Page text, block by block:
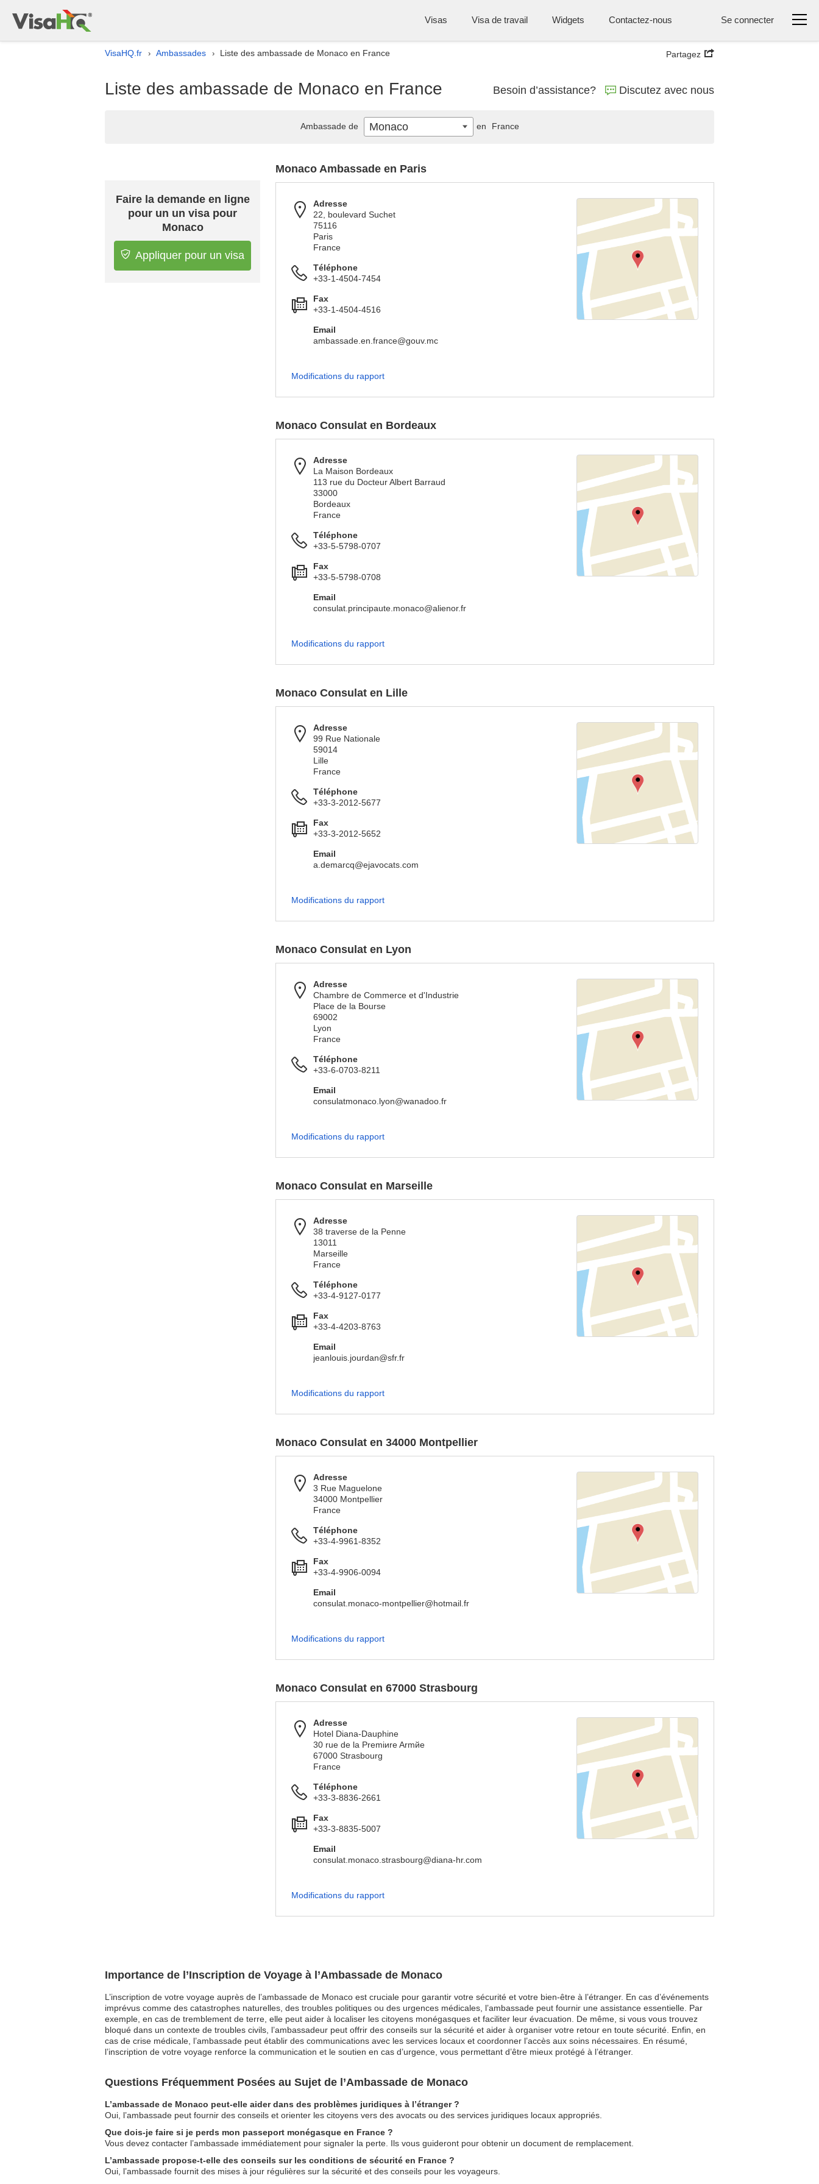
Visas Visa de travail Widgets Contactez-nous Se connecter
VisaHQ.fr › Ambassades › Liste des ambassade de Monaco en France Partagez
Liste des ambassade de Monaco en France Besoin d’assistance? Discutez avec nous
Importance de l’Inscription de Voyage à l’Ambassade de Monaco
L’inscription de votre voyage auprès de l’ambassade de Monaco est cruciale pour garantir votre sécurité et votre bien-être à l’étranger. En cas d’événements
imprévus comme des catastrophes naturelles, des troubles politiques ou des urgences médicales, l’ambassade peut fournir une assistance essentielle. Par
exemple, en cas de tremblement de terre, elle peut aider à localiser les citoyens monégasques et faciliter leur évacuation. De même, si vous vous trouvez
bloqué dans un contexte de troubles civils, l’ambassadeur peut offrir des conseils sur la sécurité et aider à organiser votre retour en toute sécurité. Enfin, en
cas de crise médicale, l’ambassade peut établir des communications avec les services locaux et coordonner l’accès aux soins nécessaires. En résumé,
l’inscription de votre voyage renforce la communication et le soutien en cas d’urgence, vous permettant d’être mieux protégé à l’étranger.
Questions Fréquemment Posées au Sujet de l’Ambassade de Monaco
L’ambassade de Monaco peut-elle aider dans des problèmes juridiques à l’étranger ?
Oui, l’ambassade peut fournir des conseils et orienter les citoyens vers des avocats ou des services juridiques locaux appropriés.
Que dois-je faire si je perds mon passeport monégasque en France ?
Vous devez contacter l’ambassade immédiatement pour signaler la perte. Ils vous guideront pour obtenir un document de remplacement.
L’ambassade propose-t-elle des conseils sur les conditions de sécurité en France ?
Oui, l’ambassade fournit des mises à jour régulières sur la sécurité et des conseils pour les voyageurs.
Faire la demande en ligne
pour un un visa pour
Monaco
Appliquer pour un visa
Monaco Ambassade en Paris
Adresse
22, boulevard Suchet
75116
Paris
France
Téléphone
+33-1-4504-7454
Fax
+33-1-4504-4516
Email
ambassade.en.france@gouv.mc
Modifications du rapport
Monaco Consulat en Bordeaux
Adresse
La Maison Bordeaux
113 rue du Docteur Albert Barraud
33000
Bordeaux
France
Téléphone
+33-5-5798-0707
Fax
+33-5-5798-0708
Email
consulat.principaute.monaco@alienor.fr
Modifications du rapport
Monaco Consulat en Lille
Adresse
99 Rue Nationale
59014
Lille
France
Téléphone
+33-3-2012-5677
Fax
+33-3-2012-5652
Email
a.demarcq@ejavocats.com
Modifications du rapport
Monaco Consulat en Lyon
Adresse
Chambre de Commerce et d'Industrie
Place de la Bourse
69002
Lyon
France
Téléphone
+33-6-0703-8211
Email
consulatmonaco.lyon@wanadoo.fr
Modifications du rapport
Monaco Consulat en Marseille
Adresse
38 traverse de la Penne
13011
Marseille
France
Téléphone
+33-4-9127-0177
Fax
+33-4-4203-8763
Email
jeanlouis.jourdan@sfr.fr
Modifications du rapport
Monaco Consulat en 34000 Montpellier
Adresse
3 Rue Maguelone
34000 Montpellier
France
Téléphone
+33-4-9961-8352
Fax
+33-4-9906-0094
Email
consulat.monaco-montpellier@hotmail.fr
Modifications du rapport
Monaco Consulat en 67000 Strasbourg
Adresse
Hotel Diana-Dauphine
30 rue de la Premiиre Armйe
67000 Strasbourg
France
Téléphone
+33-3-8836-2661
Fax
+33-3-8835-5007
Email
consulat.monaco.strasbourg@diana-hr.com
Modifications du rapport
Ambassade de Monaco en France